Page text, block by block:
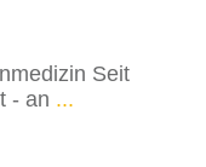
Seit
- an ...